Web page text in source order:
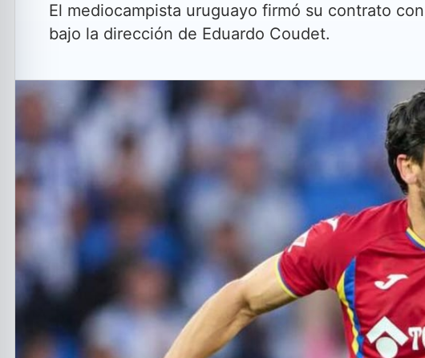
El mediocampista uruguayo firmó su contrato
bajo la dirección de Eduardo Coudet.